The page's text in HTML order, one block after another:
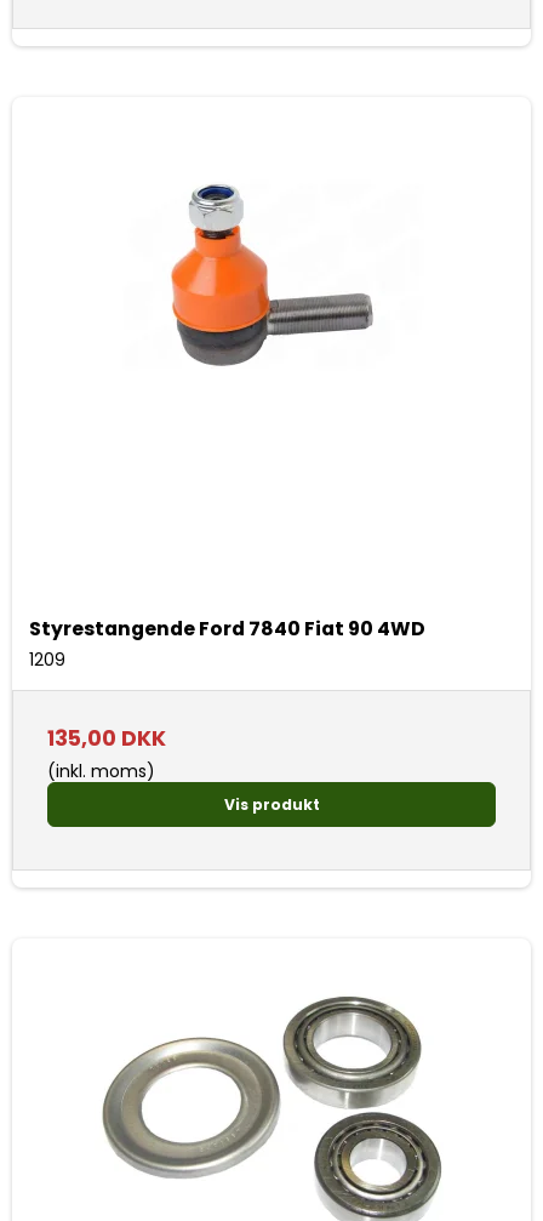
Styrestangende Ford 7840 Fiat 90 4WD
1209
135,00 DKK
(inkl. moms)
Vis produkt